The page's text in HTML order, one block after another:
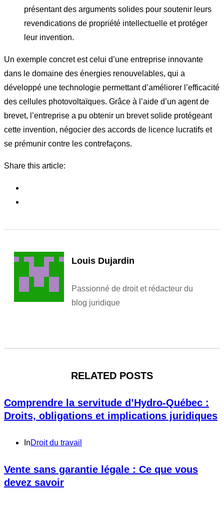
présentant des arguments solides pour soutenir leurs
revendications de propriété intellectuelle et protéger
leur invention.
Un exemple concret est celui d’une entreprise innovante
dans le domaine des énergies renouvelables, qui a
développé une technologie permettant d’améliorer l’efficacité
des cellules photovoltaïques. Grâce à l’aide d’un agent de
brevet, l’entreprise a pu obtenir un brevet solide protégeant
cette invention, négocier des accords de licence lucratifs et
se prémunir contre les contrefaçons.
Share this article:
Louis Dujardin
Passionné de droit et rédacteur du
blog juridique
RELATED POSTS
Comprendre la servitude d’Hydro-Québec :
Droits, obligations et implications juridiques
InDroit du travail
Vente sans garantie légale : Ce que vous
devez savoir